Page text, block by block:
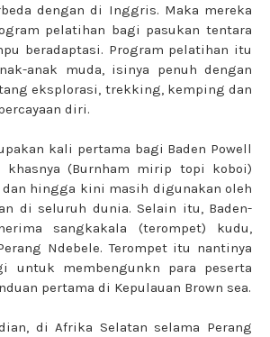
dengan di Inggris. Maka mereka
pelatihan bagi pasukan tentara
beradaptasi. Program pelatihan itu
anak muda, isinya penuh dengan
eksplorasi, trekking, kemping dan
diri.
kali pertama bagi Baden Powell
khasnya (Burnham mirip topi koboi)
dan hingga kini masih digunakan oleh
di seluruh dunia. Selain itu, Baden-
sangkakala (terompet) kudu,
Ndebele. Terompet itu nantinya
untuk membengunkn para peserta
pertama di Kepulauan Brown sea.
di Afrika Selatan selama Perang